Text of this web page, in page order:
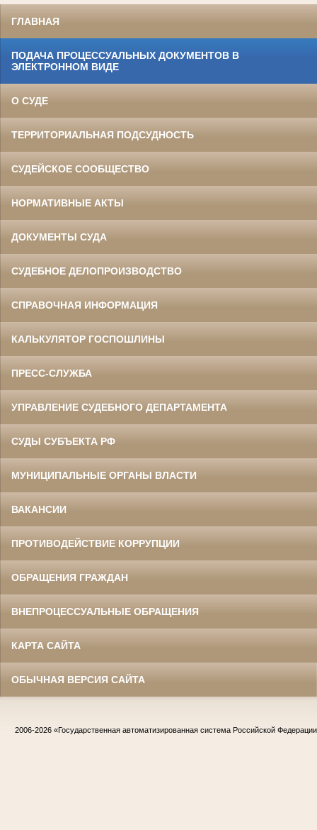
ГЛАВНАЯ
ПОДАЧА ПРОЦЕССУАЛЬНЫХ ДОКУМЕНТОВ В
ЭЛЕКТРОННОМ ВИДЕ
О СУДЕ
ТЕРРИТОРИАЛЬНАЯ ПОДСУДНОСТЬ
СУДЕЙСКОЕ СООБЩЕСТВО
НОРМАТИВНЫЕ АКТЫ
ДОКУМЕНТЫ СУДА
СУДЕБНОЕ ДЕЛОПРОИЗВОДСТВО
СПРАВОЧНАЯ ИНФОРМАЦИЯ
КАЛЬКУЛЯТОР ГОСПОШЛИНЫ
ПРЕСС-СЛУЖБА
УПРАВЛЕНИЕ СУДЕБНОГО ДЕПАРТАМЕНТА
СУДЫ СУБЪЕКТА РФ
МУНИЦИПАЛЬНЫЕ ОРГАНЫ ВЛАСТИ
ВАКАНСИИ
ПРОТИВОДЕЙСТВИЕ КОРРУПЦИИ
ОБРАЩЕНИЯ ГРАЖДАН
ВНЕПРОЦЕССУАЛЬНЫЕ ОБРАЩЕНИЯ
КАРТА САЙТА
ОБЫЧНАЯ ВЕРСИЯ САЙТА
2006-2026 «Государственная автоматизированная система Российской